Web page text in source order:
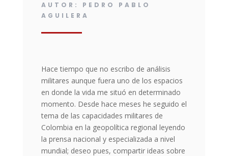
AUTOR: PEDRO PABLO
AGUILERA
Hace tiempo que no escribo de análisis
militares aunque fuera uno de los espacios
en donde la vida me situó en determinado
momento. Desde hace meses he seguido el
tema de las capacidades militares de
Colombia en la geopolítica regional leyendo
la prensa nacional y especializada a nivel
mundial; deseo pues, compartir ideas sobre